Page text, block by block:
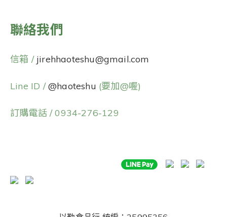
聯絡我們
信箱 / jirehhaoteshu@gmail.com
Line ID /@haoteshu (要加@喔)
訂購電話 / 0934-276-129